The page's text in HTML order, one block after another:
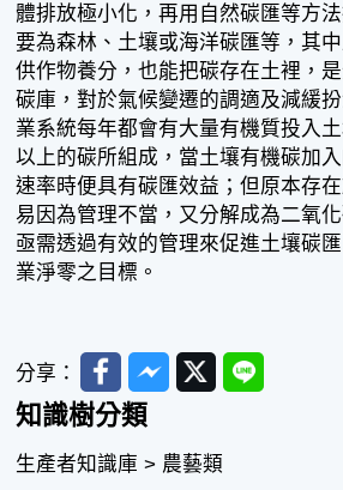
體排放極小化，再用自然碳匯等方
要為森林、土壤或海洋碳匯等，其
供作物養分，也能把碳存在土裡，
碳庫，對於氣候變遷的調適及減緩
業系統每年都會有大量有機質投入
以上的碳所組成，當土壤有機碳加
速率時便具有碳匯效益；但原本存
易因為管理不當，又分解成為二氧
亟需透過有效的管理來促進土壤碳
業淨零之目標。
分享： FacebookMessenger
TwitterLine
知識樹分類
生產者知識庫 > 農藝類